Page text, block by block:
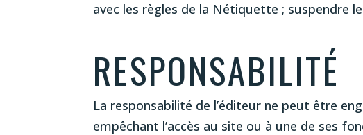
avec les règles de la Nétiquette ; suspendre
RESPONSABILITÉ
La responsabilité de l’éditeur ne peut être
empêchant l’accès au site ou à une de ses